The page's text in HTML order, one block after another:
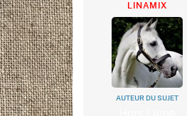
LINAMIX
AUTEUR DU SUJET